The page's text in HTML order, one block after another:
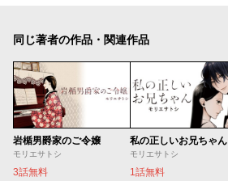
同じ著者の作品・関連作品
岩楯男爵家のご令嬢
モリエサトシ
3話無料
私の正しいお兄ちゃん
モリエサトシ
1話無料